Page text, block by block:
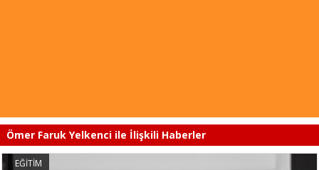
Ömer Faruk Yelkenci ile İlişkili Haberler
EĞİTİM